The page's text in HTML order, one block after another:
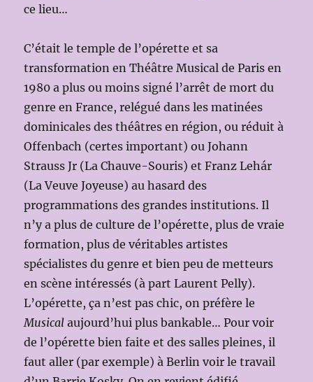
ce lieu…
C’était le temple de l’opérette et sa
transformation en Théâtre Musical de Paris en
1980 a plus ou moins signé l’arrêt de mort du
genre en France, relégué dans les matinées
dominicales des théâtres en région, ou réduit à
Offenbach (certes important) ou Johann
Strauss Jr (La Chauve-Souris) et Franz Lehár
(La Veuve Joyeuse) au hasard des
programmations des grandes institutions. Il
n’y a plus de culture de l’opérette, plus de vraie
formation, plus de véritables artistes
spécialistes du genre et bien peu de metteurs
en scène intéressés (à part Laurent Pelly).
L’opérette, ça n’est pas chic, on préfère le
Musical aujourd’hui plus bankable… Pour voir
de l’opérette bien faite et des salles pleines, il
faut aller (par exemple) à Berlin voir le travail